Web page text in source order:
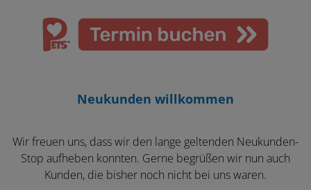
Neukunden willkommen
Wir freuen uns, dass wir den lange geltenden Neukunden-
Stop aufheben konnten. Gerne begrüßen wir nun auch
Kunden, die bisher noch nicht bei uns waren.